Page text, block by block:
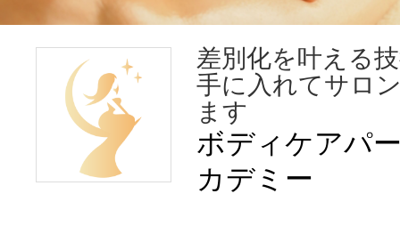
通信講座を
体験レッス
差別化を叶える
手に入れてサロ
ます
ボディケアパ
カデミー